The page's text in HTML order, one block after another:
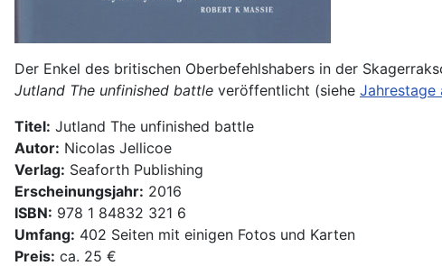
Der Enkel des britischen Oberbefehlshabers in der
Jutland The unfinished battle veröffentlicht (siehe Jahrestage
Titel: Jutland The unfinished battle
Autor: Nicolas Jellicoe
Verlag: Seaforth Publishing
Erscheinungsjahr: 2016
ISBN: 978 1 84832 321 6
Umfang: 402 Seiten mit einigen Fotos und Karten
Preis: ca. 25 €